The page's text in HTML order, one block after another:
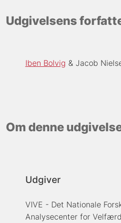
Udgivelsens
Iben Bolvig Jacob
Om denne
Udgiver
VIVE - Det Nationale
Analysecenter for Velfærd